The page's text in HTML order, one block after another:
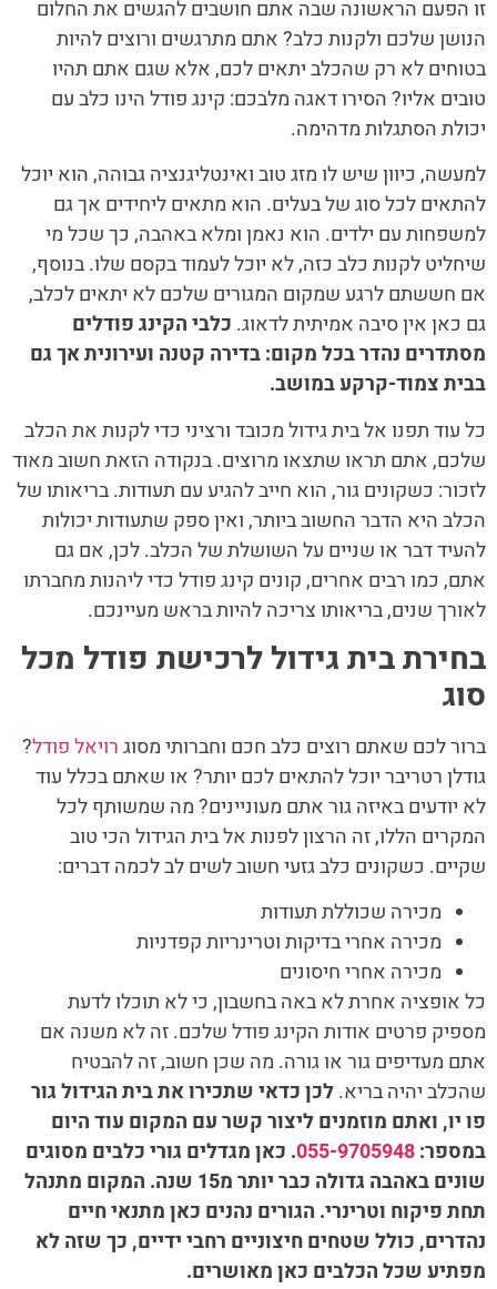
זו הפעם הראשונה שבה אתם חושבים להגשים את החלום
הנושן שלכם ולקנות כלב? אתם מתרגשים ורוצים להיות
בטוחים לא רק שהכלב יתאים לכם, אלא שגם אתם תהיו
טובים אליו? הסירו דאגה מלבכם: קינג פודל הינו כלב עם
יכולת הסתגלות מדהימה.
למעשה, כיוון שיש לו מזג טוב ואינטליגנציה גבוהה, הוא יוכל
להתאים לכל סוג של בעלים. הוא מתאים ליחידים אך גם
למשפחות עם ילדים. הוא נאמן ומלא באהבה, כך שכל מי
שיחליט לקנות כלב כזה, לא יוכל לעמוד בקסם שלו. בנוסף,
אם חששתם לרגע שמקום המגורים שלכם לא יתאים לכלב,
גם כאן אין סיבה אמיתית לדאוג. כלבי הקינג פודלים
מסתדרים נהדר בכל מקום: בדירה קטנה ועירונית אך גם
בבית צמוד-קרקע במושב.
כל עוד תפנו אל בית גידול מכובד ורציני כדי לקנות את הכלב
שלכם, אתם תראו שתצאו מרוצים. בנקודה הזאת חשוב מאוד
לזכור: כשקונים גור, הוא חייב להגיע עם תעודות. בריאותו של
הכלב היא הדבר החשוב ביותר, ואין ספק שתעודות יכולות
להעיד דבר או שניים על השושלת של הכלב. לכן, אם גם
אתם, כמו רבים אחרים, קונים קינג פודל כדי ליהנות מחברתו
לאורך שנים, בריאותו צריכה להיות בראש מעיינכם.
בחירת בית גידול לרכישת פודל מכל
סוג
ברור לכם שאתם רוצים כלב חכם וחברותי מסוגרויאל פודל?
גודלן רטריבר יוכל להתאים לכם יותר? או שאתם בכלל עוד
לא יודעים באיזה גור אתם מעוניינים? מה שמשותף לכל
המקרים הללו, זה הרצון לפנות אל בית הגידול הכי טוב
שקיים. כשקונים כלב גזעי חשוב לשים לב לכמה דברים:
מכירה שכוללת תעודות
מכירה אחרי בדיקות וטרינריות קפדניות
מכירה אחרי חיסונים
כל אופציה אחרת לא באה בחשבון, כי לא תוכלו לדעת
מספיק פרטים אודות הקינג פודל שלכם. זה לא משנה אם
אתם מעדיפים גור או גורה. מה שכן חשוב, זה להבטיח
שהכלב יהיה בריא.לכן כדאי שתכירו את בית הגידול גור
פו יו, ואתם מוזמנים ליצור קשר עם המקום עוד היום
במספר:055-9705948. כאן מגדלים גורי כלבים מסוגים
שונים באהבה גדולה כבר יותר מ15 שנה. המקום מתנהל
תחת פיקוח וטרינרי. הגורים נהנים כאן מתנאי חיים
נהדרים, כולל שטחים חיצוניים רחבי ידיים, כך שזה לא
מפתיע שכל הכלבים כאן מאושרים.